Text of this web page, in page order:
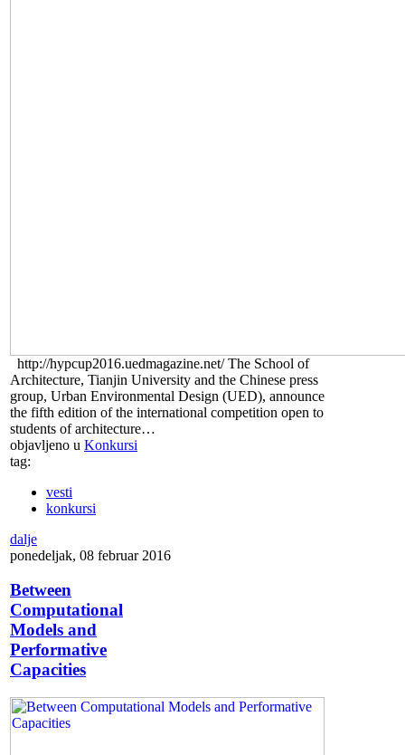
http://hypcup2016.uedmagazine.net/ The School of
Architecture, Tianjin University and the Chinese press
group, Urban Environmental Design (UED), announce
the fifth edition of the international competition open to
students of architecture…
objavljeno u Konkursi
tag:
vesti
konkursi
dalje
ponedeljak, 08 februar 2016
Between
Computational
Models and
Performative
Capacities